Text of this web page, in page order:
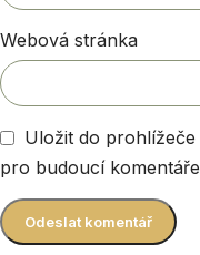
Webová stránka
Uložit do
pro budoucí